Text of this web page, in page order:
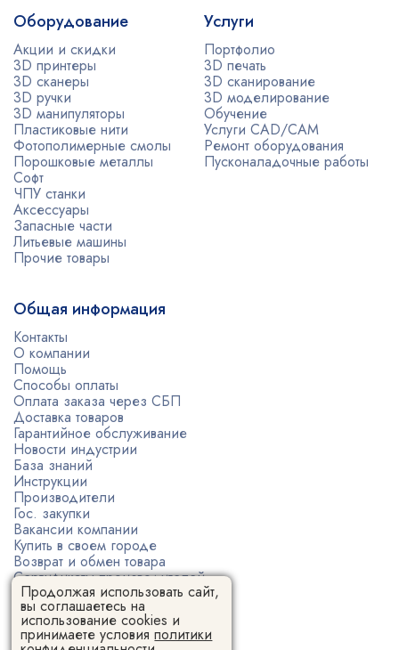
Оборудование
Акции и скидки
3D принтеры
3D сканеры
3D ручки
3D манипуляторы
Пластиковые нити
Фотополимерные смолы
Порошковые металлы
Софт
ЧПУ станки
Аксессуары
Запасные части
Литьевые машины
Прочие товары
Услуги
Портфолио
3D печать
3D сканирование
3D моделирование
Обучение
Услуги CAD/CAM
Ремонт оборудования
Пусконаладочные работы
Общая информация
Контакты
О компании
Помощь
Способы оплаты
Оплата заказа через СБП
Доставка товаров
Гарантийное обслуживание
Новости индустрии
База знаний
Инструкции
Производители
Гос. закупки
Вакансии компании
Купить в своем городе
Возврат и обмен товара
Сертификаты производителей
Политика конфиденциальности
Пользовательское соглашение
Продолжая использовать сайт,
вы соглашаетесь на
использование cookies и
принимаете условияполитики